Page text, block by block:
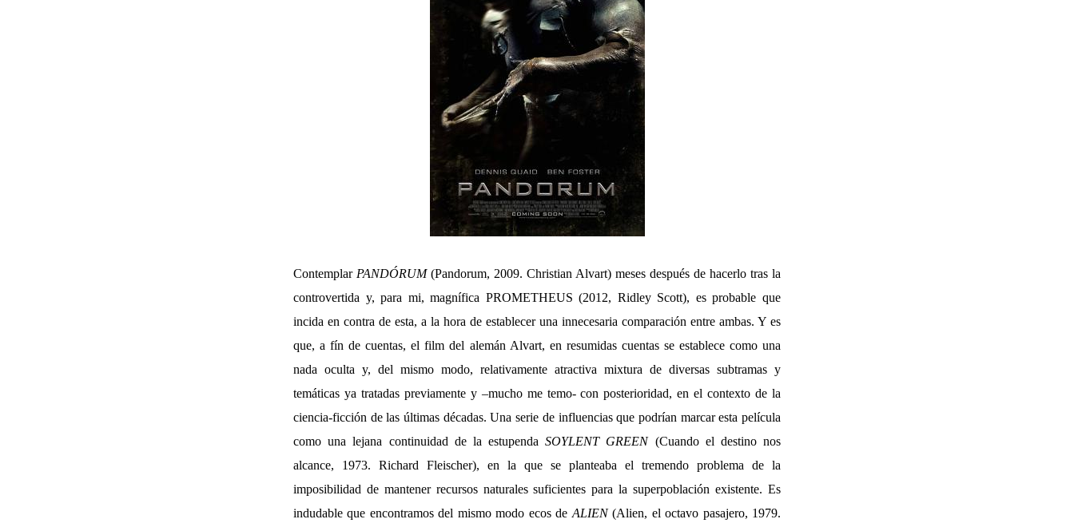
Contemplar PANDÓRUM(Pandorum, 2009. Christian Alvart) meses después de hacerlo tras la
controvertida y, para mi, magnífica PROMETHEUS (2012, Ridley Scott), es probable que
incida en contra de esta, a la hora de establecer una innecesaria comparación entre ambas. Y es
que, a fín de cuentas, el film del alemán Alvart, en resumidas cuentas se establece como una
nada oculta y, del mismo modo, relativamente atractiva mixtura de diversas subtramas y
temáticas ya tratadas previamente y –mucho me temo- con posterioridad, en el contexto de la
ciencia-ficción de las últimas décadas. Una serie de influencias que podrían marcar esta película
como una lejana continuidad de la estupendaSOYLENT GREEN(Cuando el destino nos
alcance, 1973. Richard Fleischer), en la que se planteaba el tremendo problema de la
imposibilidad de mantener recursos naturales suficientes para la superpoblación existente. Es
indudable que encontramos del mismo modo ecos de ALIEN(Alien, el octavo pasajero, 1979.